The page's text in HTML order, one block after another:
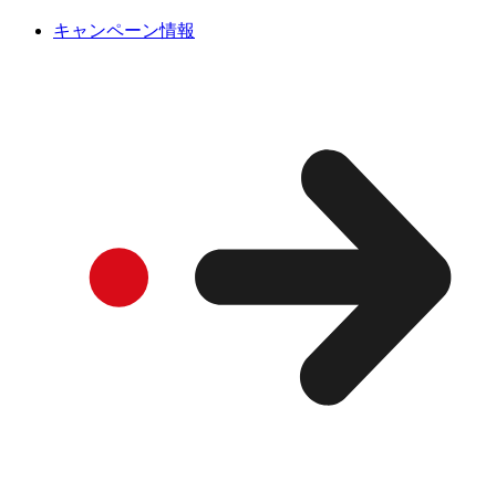
キャンペーン情報